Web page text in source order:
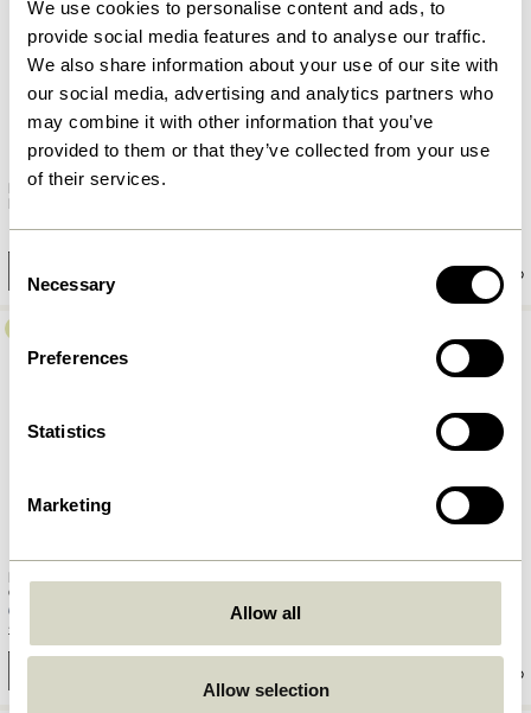
We use cookies to personalise content and ads, to
provide social media features and to analyse our traffic.
We also share information about your use of our site with
our social media, advertising and analytics partners who
may combine it with other information that you’ve
provided to them or that they’ve collected from your use
of their services.
Selection
Necessary
Preferences
Statistics
Marketing
Allow all
Allow selection
Roll Kerzenhalter
Messingfarben
209,00kr. 1.149,00kr.
Ripple Etagere
Gefrostet/Messingfarben
729,00
1.699,00